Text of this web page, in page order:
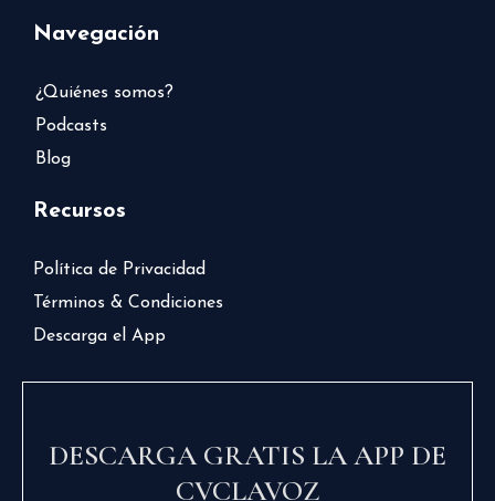
Navegación
¿Quiénes somos?
Podcasts
Blog
Recursos
Política de Privacidad
Términos & Condiciones
Descarga el App
DESCARGA GRATIS LA APP DE
CVCLAVOZ